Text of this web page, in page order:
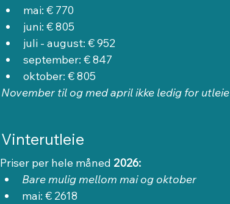
mai: € 770
juni: € 805
juli - august: € 952
september: € 847
oktober: € 805
November til og med april ikke ledig for utleie
Vinterutleie
Priser per hele måned 2026:
Bare mulig mellom mai og oktober
mai: € 2618